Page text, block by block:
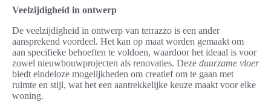
Veelzijdigheid in ontwerp
De veelzijdigheid in ontwerp van terrazzo is een ander
aansprekend voordeel. Het kan op maat worden gemaakt om
aan specifieke behoeften te voldoen, waardoor het ideaal is voor
zowel nieuwbouwprojecten als renovaties. Deze duurzame vloer
biedt eindeloze mogelijkheden om creatief om te gaan met
ruimte en stijl, wat het een aantrekkelijke keuze maakt voor elke
woning.